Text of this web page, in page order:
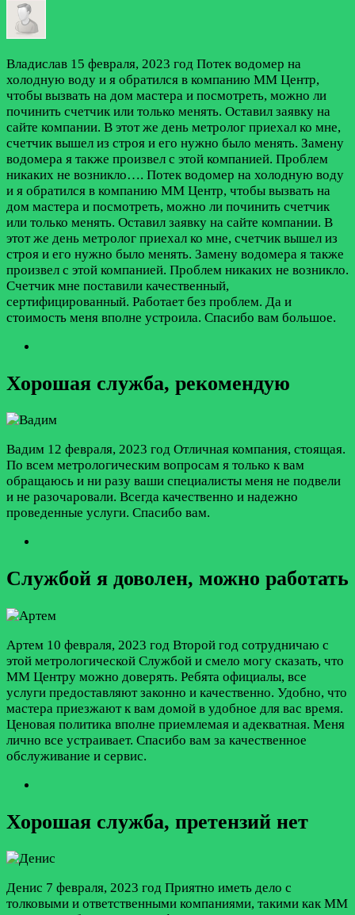
Владислав 15 февраля, 2023 год Потек водомер на
холодную воду и я обратился в компанию ММ Центр,
чтобы вызвать на дом мастера и посмотреть, можно ли
починить счетчик или только менять. Оставил заявку на
сайте компании. В этот же день метролог приехал ко мне,
счетчик вышел из строя и его нужно было менять. Замену
водомера я также произвел с этой компанией. Проблем
никаких не возникло…. Потек водомер на холодную воду
и я обратился в компанию ММ Центр, чтобы вызвать на
дом мастера и посмотреть, можно ли починить счетчик
или только менять. Оставил заявку на сайте компании. В
этот же день метролог приехал ко мне, счетчик вышел из
строя и его нужно было менять. Замену водомера я также
произвел с этой компанией. Проблем никаких не возникло.
Счетчик мне поставили качественный,
сертифицированный. Работает без проблем. Да и
стоимость меня вполне устроила. Спасибо вам большое.
Хорошая служба, рекомендую
Вадим 12 февраля, 2023 год Отличная компания, стоящая.
По всем метрологическим вопросам я только к вам
обращаюсь и ни разу ваши специалисты меня не подвели
и не разочаровали. Всегда качественно и надежно
проведенные услуги. Спасибо вам.
Службой я доволен, можно работать
Артем 10 февраля, 2023 год Второй год сотрудничаю с
этой метрологической Службой и смело могу сказать, что
ММ Центру можно доверять. Ребята официалы, все
услуги предоставляют законно и качественно. Удобно, что
мастера приезжают к вам домой в удобное для вас время.
Ценовая политика вполне приемлемая и адекватная. Меня
лично все устраивает. Спасибо вам за качественное
обслуживание и сервис.
Хорошая служба, претензий нет
Денис 7 февраля, 2023 год Приятно иметь дело с
толковыми и ответственными компаниями, такими как ММ